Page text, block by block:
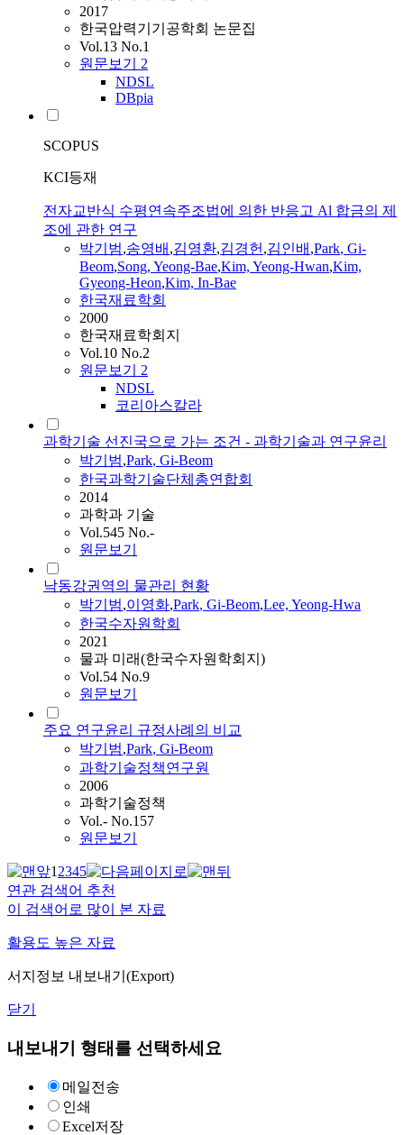
2017
한국압력기기공학회 논문집
Vol.13 No.1
원문보기 2
NDSL
DBpia
SCOPUS
KCI등재
전자교반식 수평연속주조법에 의한 반응고 Al 합금의 제
조에 관한 연구
박기범,송영배 ,김영환,김경헌,김인배 ,Park, Gi-
Beom,Song, Yeong-Bae,Kim, Yeong-Hwan,Kim,
Gyeong-Heon,Kim, In-Bae
한국재료학회
2000
한국재료학회지
Vol.10 No.2
원문보기 2
NDSL
코리아스칼라
과학기술 선진국으로 가는 조건 - 과학기술과 연구윤리
박기범,Park, Gi-Beom
한국과학기술단체총연합회
2014
과학과 기술
Vol.545 No.-
원문보기
낙동강권역의 물관리 현황
박기범,이영화,Park, Gi-Beom,Lee, Yeong-Hwa
한국수자원학회
2021
물과 미래(한국수자원학회지)
Vol.54 No.9
원문보기
주요 연구윤리 규정사례의 비교
박기범,Park, Gi-Beom
과학기술정책연구원
2006
과학기술정책
Vol.- No.157
원문보기
12345
연관 검색어 추천
이 검색어로 많이 본 자료
활용도 높은 자료
서지정보 내보내기(Export)
닫기
내보내기 형태를 선택하세요
메일전송
인쇄
Excel저장